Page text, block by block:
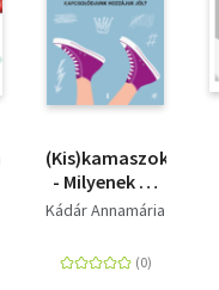
(Kis)kamaszok
- Milyenek ők
ma, és
kapcsolódjunk
hozzájuk jól?
Kádár Annamária